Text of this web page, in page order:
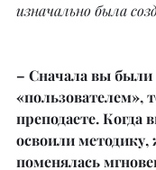
изначально была
– Сначала вы были
«пользователем»,
преподаете. Когда
освоили методику,
поменялась